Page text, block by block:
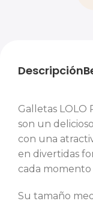
Descripción
Galletas LOLO
son un
con una
en divertidas
cada
Su tamaño